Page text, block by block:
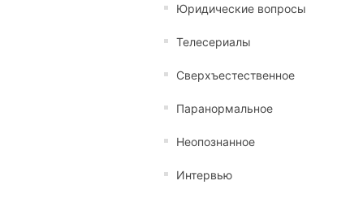
Юридические вопросы
Телесериалы
Сверхъестественное
Паранормальное
Неопознанное
Интервью